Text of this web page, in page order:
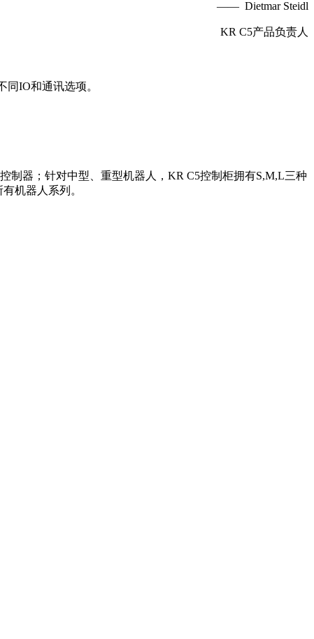
—— Dietmar Steidl
KR C5产品负责人
IO和通讯选项。
制器；针对中型、重型机器人，KR C5控制柜拥有S,M,L三种
机器人系列。